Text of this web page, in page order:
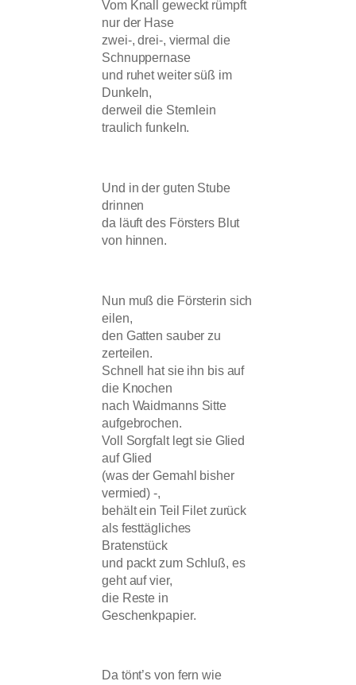
Vom Knall geweckt rümpft
nur der Hase
zwei-, drei-, viermal die
Schnuppernase
und ruhet weiter süß im
Dunkeln,
derweil die Sternlein
traulich funkeln.
Und in der guten Stube
drinnen
da läuft des Försters Blut
von hinnen.
Nun muß die Försterin sich
eilen,
den Gatten sauber zu
zerteilen.
Schnell hat sie ihn bis auf
die Knochen
nach Waidmanns Sitte
aufgebrochen.
Voll Sorgfalt legt sie Glied
auf Glied
(was der Gemahl bisher
vermied) -,
behält ein Teil Filet zurück
als festtägliches
Bratenstück
und packt zum Schluß, es
geht auf vier,
die Reste in
Geschenkpapier.
Da tönt’s von fern wie